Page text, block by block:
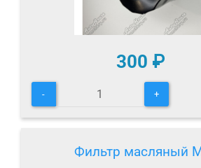
300 ₽
- +
Фильтр масляный